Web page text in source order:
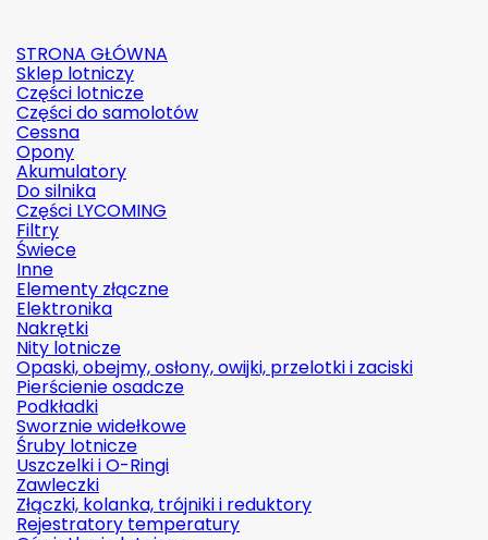
STRONA GŁÓWNA
Sklep lotniczy
Części lotnicze
Części do samolotów
Cessna
Opony
Akumulatory
Do silnika
Części LYCOMING
Filtry
Świece
Inne
Elementy złączne
Elektronika
Nakrętki
Nity lotnicze
Opaski, obejmy, osłony, owijki, przelotki i zaciski
Pierścienie osadcze
Podkładki
Sworznie widełkowe
Śruby lotnicze
Uszczelki i O-Ringi
Zawleczki
Złączki, kolanka, trójniki i reduktory
Rejestratory temperatury